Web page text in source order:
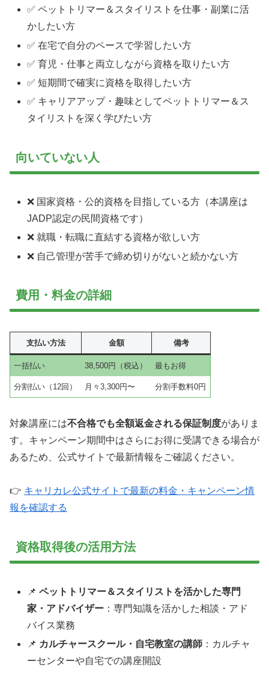
✅ ペットトリマー＆スタイリストを仕事・副業に活
かしたい方
✅ 在宅で自分のペースで学習したい方
✅ 育児・仕事と両立しながら資格を取りたい方
✅ 短期間で確実に資格を取得したい方
✅ キャリアアップ・趣味としてペットトリマー＆ス
タイリストを深く学びたい方
向いていない人
❌ 国家資格・公的資格を目指している方（本講座は
JADP認定の民間資格です）
❌ 就職・転職に直結する資格が欲しい方
❌ 自己管理が苦手で締め切りがないと続かない方
費用・料金の詳細
支払い方法 金額 備考
一括払い 38,500円（税込） 最もお得
分割払い（12回） 月々3,300円〜 分割手数料0円
対象講座には不合格でも全額返金される保証制度がありま
す。キャンペーン期間中はさらにお得に受講できる場合が
あるため、公式サイトで最新情報をご確認ください。
👉 キャリカレ公式サイトで最新の料金・キャンペーン情
報を確認する
資格取得後の活用方法
📌ペットトリマー＆スタイリストを活かした専門
家・アドバイザー ：専門知識を活かした相談・アド
バイス業務
📌 カルチャースクール・自宅教室の講師 ：カルチャ
ーセンターや自宅での講座開設